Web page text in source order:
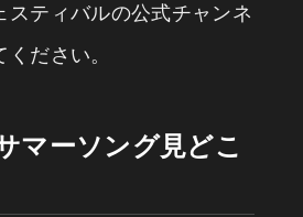
スティバルの公式チャンネ
ださい。
マーソング見どこ